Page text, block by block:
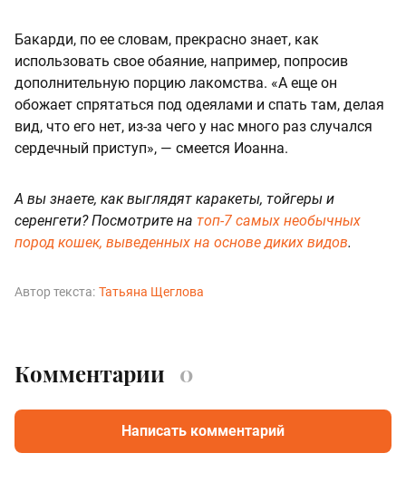
Бакарди, по ее словам, прекрасно знает, как
использовать свое обаяние, например, попросив
дополнительную порцию лакомства. «А еще он
обожает спрятаться под одеялами и спать там, делая
вид, что его нет, из-за чего у нас много раз случался
сердечный приступ», — смеется Иоанна.
А вы знаете, как выглядят каракеты, тойгеры и
серенгети? Посмотрите на топ-7 самых необычных
пород кошек, выведенных на основе диких видов.
Автор текста: Татьяна Щеглова
Комментарии 0
Написать комментарий